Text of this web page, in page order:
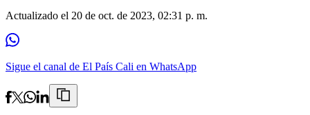
Actualizado el 20 de oct. de 2023, 02:31 p. m.
Sigue el canal de El País Cali en WhatsApp